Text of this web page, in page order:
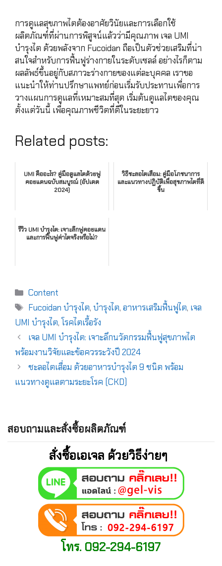
การดูแลสุขภาพไตต้องอาศัยวินัยและการเลือกใช้
ผลิตภัณฑ์ที่ผ่านการพิสูจน์แล้วว่ามีคุณภาพ เจล UMI
บำรุงไต ด้วยพลังจาก Fucoidan ถือเป็นตัวช่วยเสริมที่น่า
สนใจสำหรับการฟื้นฟูร่างกายในระดับเซลล์ อย่างไรก็ตาม
ผลลัพธ์ขึ้นอยู่กับสภาวะร่างกายของแต่ละบุคคล เราขอ
แนะนำให้ท่านปรึกษาแพทย์ก่อนเริ่มรับประทานเพื่อการ
วางแผนการดูแลที่เหมาะสมที่สุด เริ่มต้นดูแลไตของคุณ
ตั้งแต่วันนี้ เพื่อคุณภาพชีวิตที่ดีในระยะยาว
Related posts:
UMI คืออะไร? คู่มือดูแลไตด้วยฟู
คอยแดนฉบับสมบูรณ์ (อัปเดต
2024)
วิธีชะลอไตเสื่อม: คู่มือโภชนาการ
และแนวทางปฏิบัติเพื่อสุขภาพไตที่ดี
ขึ้น
รีวิว UMI บำรุงไต: เจาะลึกฟูคอยแดน
และการฟื้นฟูค่าไตจริงหรือไม่?
Content
Fucoidan บำรุงไต,บำรุงไต,อาหารเสริมฟื้นฟูไต, เจล
UMI บำรุงไต,โรคไตเรื้อรัง
เจล UMI บำรุงไต: เจาะลึกนวัตกรรมฟื้นฟูสุขภาพไต
พร้อมงานวิจัยและข้อควรระวังปี 2024
ชะลอไตเสื่อม ด้วยอาหารบำรุงไต 9 ชนิด พร้อม
แนวทางดูแลตามระยะโรค (CKD)
สอบถามและสั่งซื้อผลิตภัณฑ์
สั่งซื้อเอเจล ด้วยวิธีง่ายๆ
โทร. 092-294-6197